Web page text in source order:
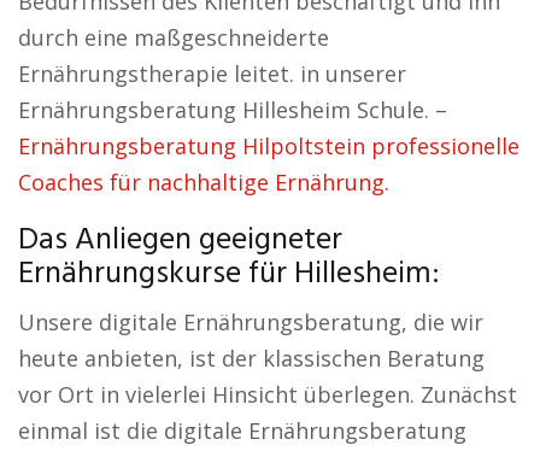
durch eine maßgeschneiderte
Ernährungstherapie leitet. in unserer
Ernährungsberatung Hillesheim Schule. –
Ernährungsberatung Hilpoltstein professionelle
Coaches für nachhaltige Ernährung.
Das Anliegen geeigneter
Ernährungskurse für Hillesheim:
Unsere digitale Ernährungsberatung, die wir
heute anbieten, ist der klassischen Beratung
vor Ort in vielerlei Hinsicht überlegen. Zunächst
einmal ist die digitale Ernährungsberatung